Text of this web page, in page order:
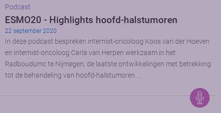
Podcast
ESMO20 - Highlights hoofd-halstumoren
22 september 2020
In deze podcast bespreken internist-oncoloog Koos van der Hoeven
en internist-oncoloog Carla van Herpen werkzaam in het
Radboudumc te Nijmegen, de laatste ontwikkelingen met betrekking
tot de behandeling van hoofd-halstumoren …